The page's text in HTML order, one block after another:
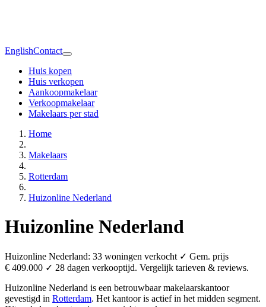
EnglishContact
Huis kopen
Huis verkopen
Aankoopmakelaar
Verkoopmakelaar
Makelaars per stad
Home
Makelaars
Rotterdam
Huizonline Nederland
Huizonline Nederland
Huizonline Nederland: 33 woningen verkocht ✓ Gem. prijs
€ 409.000 ✓ 28 dagen verkooptijd. Vergelijk tarieven & reviews.
Huizonline Nederland is een betrouwbaar makelaarskantoor
gevestigd in Rotterdam. Het kantoor is actief in het midden segment.